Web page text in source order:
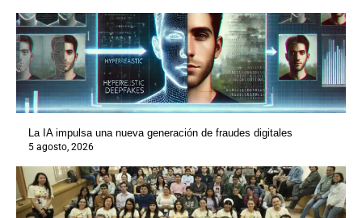
La IA impulsa una nueva generación de fraudes digitales
5 agosto, 2026